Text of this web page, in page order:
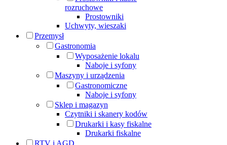
rozruchowe
Prostowniki
Uchwyty, wieszaki
Przemysł
Gastronomia
Wyposażenie lokalu
Naboje i syfony
Maszyny i urządzenia
Gastronomiczne
Naboje i syfony
Sklep i magazyn
Czytniki i skanery kodów
Drukarki i kasy fiskalne
Drukarki fiskalne
RTV i AGD